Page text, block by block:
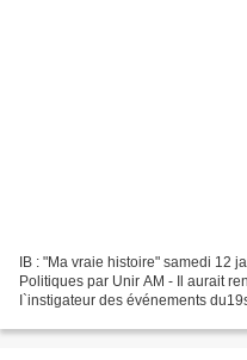
IB : "Ma vraie histoire" samedi 12
Politiques par Unir AM - Il aurait
I`instigateur des événements